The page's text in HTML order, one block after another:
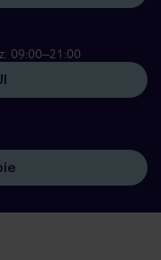
09:00–21:00